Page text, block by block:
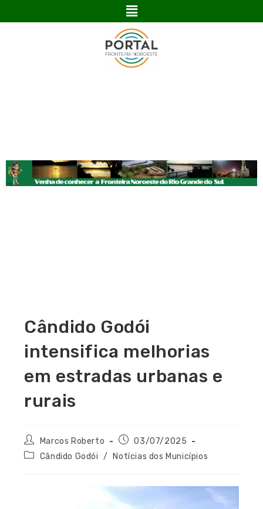
Cândido Godói
intensifica melhorias
em estradas urbanas e
rurais
Marcos Roberto
03/07/2025
Cândido Godói
/ Notícias dos Municípios